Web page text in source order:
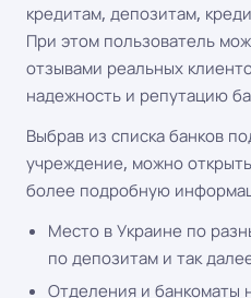
кредитам, депозитам,
При этом пользователь
отзывами реальных
надежность и репутацию
Выбрав из списка банков
учреждение, можно
более подробную
Место в Украине по
по депозитам и так
Отделения и банкоматы